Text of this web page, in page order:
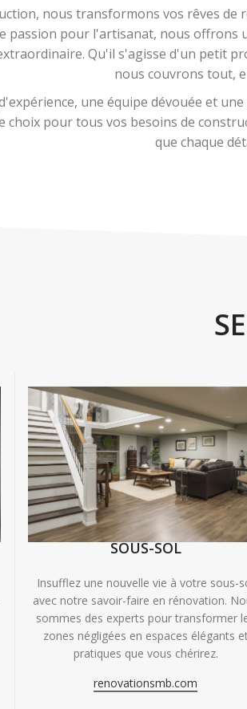
nous transformons vos rêves
passion pour l'artisanat, nous offrons
Qu'il s'agisse d'un petit
nous couvrons tout,
une équipe dévouée et
choix pour tous vos besoins de
que chaque
SOUS-SOL
Insufflez une nouvelle vie à votre sous-
avec notre savoir-faire en rénovation.
sommes des experts pour transformer
zones négligées en espaces élégants
pratiques que vous chérirez.
renovationsmb.com